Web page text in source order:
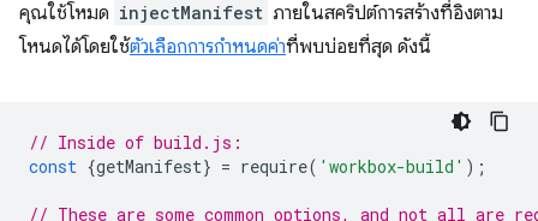
คุณใช้โหมด injectManifest ภายในสคริปต์การสร้างที่อิงตาม
โหนดได้โดยใช้ตัวเลือกการกำหนดค่าที่พบบ่อยที่สุด ดังนี้
// Inside of build.js:
const {getManifest} = require( 'workbox-build' );
// These are some common options, and not all are